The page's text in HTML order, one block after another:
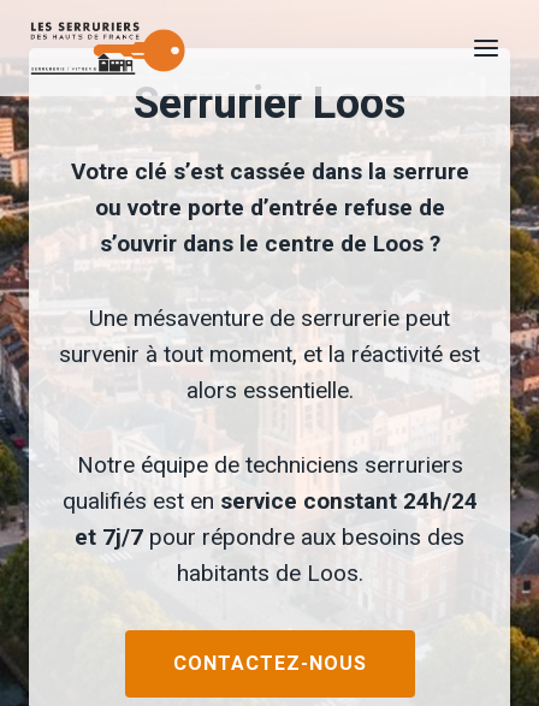
Aller
contenu
Serrurier Loos
Votre clé s’est cassée dans la serrure
ou votre porte d’entrée refuse de
s’ouvrir dans le centre de Loos ?
Une mésaventure de serrurerie peut
survenir à tout moment, et la réactivité est
alors essentielle.
Notre équipe de techniciens serruriers
qualifiés est en service constant 24h/24
et 7j/7 pour répondre aux besoins des
habitants de Loos.
CONTACTEZ-NOUS